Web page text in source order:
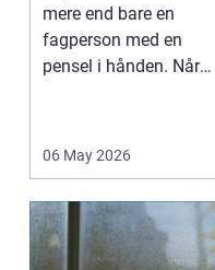
mere end bare en
fagperson med en
pensel i hånden. Når
06 May 2026